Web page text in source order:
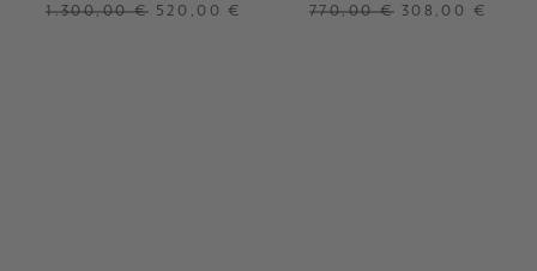
1.300,00 € 520,00 € 770,00 € 308,00 €